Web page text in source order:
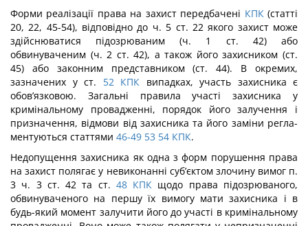
Форми реалізації права на захист передбачені КПК(статті
20, 22, 45-54), від­повідно до ч. 5 ст. 22 якого захист може
здійснюватися підозрюваним (ч. 1 ст. 42) або
обвинуваченим (ч. 2 ст. 42), а також його захисником (ст.
45) або законним представ­ником (ст. 44). В окремих,
зазначених у ст. 52 КПК випадках, участь захисника є
обов’язковою. Загальні правила участі захисника у
кримінальному провадженні, порядок його залучення і
призначення, відмови від захисника та його заміни регла­
ментуються статтями 46-49 53 54 КПК.
Недопущення захисника як одна з форм порушення права
на захист полягає у невиконанні суб’єктом злочину вимог п.
3 ч. 3 ст. 42 та ст. 48 КПК щодо права пі­дозрюваного,
обвинуваченого на першу їх вимогу мати захисника і в
будь-який момент залучити його до участі в кримінальному